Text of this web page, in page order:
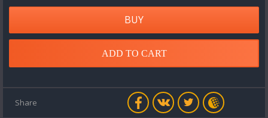
BUY
ADD TO CART
Share